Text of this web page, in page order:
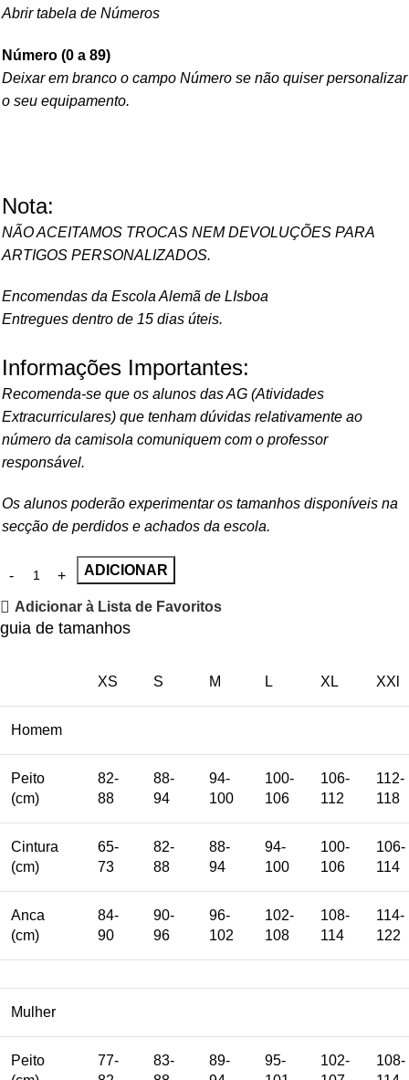
Abrir tabela de Números
Número (0 a 89)
Deixar em branco o campo Número se não quiser personalizar
o seu equipamento.
Nota:
NÃO ACEITAMOS TROCAS NEM DEVOLUÇÕES PARA
ARTIGOS PERSONALIZADOS.
Encomendas da Escola Alemã de LIsboa
Entregues dentro de 15 dias úteis.
Informações Importantes:
Recomenda-se que os alunos das AG (Atividades
Extracurriculares) que tenham dúvidas relativamente ao
número da camisola comuniquem com o professor
responsável.
Os alunos poderão experimentar os tamanhos disponíveis na
secção de perdidos e achados da escola.
ADICIONAR
Adicionar à Lista de Favoritos
guia de tamanhos
XS S M L XL XXl
Homem
Peito
(cm)
82-
88
88-
94
94-
100
100-
106
106-
112
112-
118
Cintura
(cm)
65-
73
82-
88
88-
94
94-
100
100-
106
106-
114
Anca
(cm)
84-
90
90-
96
96-
102
102-
108
108-
114
114-
122
Mulher
Peito
77-
83-
89-
95-
102-
108-